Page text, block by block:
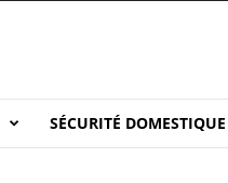
SÉCURITÉ DOMESTIQUE